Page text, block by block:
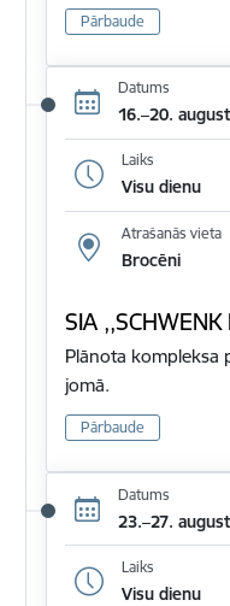
Pārbaude
Datums
16.–20.
Laiks
Visu dienu
Atrašanās vieta
Brocēni
SIA ,,SCHWENK
Plānota kompleksa
jomā.
Pārbaude
Datums
23.–27.
Laiks
Visu dienu